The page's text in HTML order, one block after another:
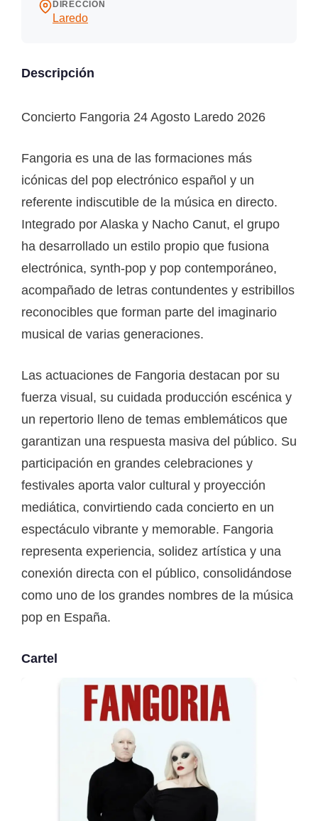
DIRECCIÓN
Laredo
Descripción
Concierto Fangoria 24 Agosto Laredo 2026
Fangoria es una de las formaciones más
icónicas del pop electrónico español y un
referente indiscutible de la música en directo.
Integrado por Alaska y Nacho Canut, el grupo
ha desarrollado un estilo propio que fusiona
electrónica, synth-pop y pop contemporáneo,
acompañado de letras contundentes y estribillos
reconocibles que forman parte del imaginario
musical de varias generaciones.
Las actuaciones de Fangoria destacan por su
fuerza visual, su cuidada producción escénica y
un repertorio lleno de temas emblemáticos que
garantizan una respuesta masiva del público. Su
participación en grandes celebraciones y
festivales aporta valor cultural y proyección
mediática, convirtiendo cada concierto en un
espectáculo vibrante y memorable. Fangoria
representa experiencia, solidez artística y una
conexión directa con el público, consolidándose
como uno de los grandes nombres de la música
pop en España.
Cartel